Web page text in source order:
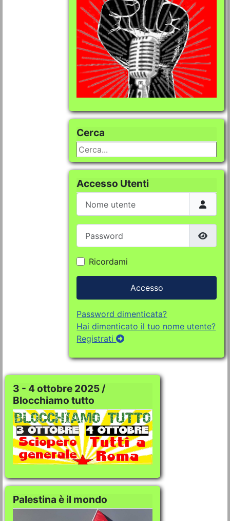
3 - 4 ottobre 2025 /
Blocchiamo tutto
Palestina è il mondo
Cerca
Cerca...
Accesso Utenti
Ricordami
Accesso
Password dimenticata?
Hai dimenticato il tuo nome utente?
Registrati